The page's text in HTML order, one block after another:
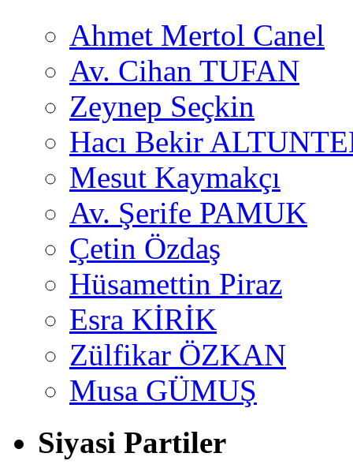
Ahmet Mertol Canel
Av. Cihan TUFAN
Zeynep Seçkin
Hacı Bekir
Mesut Kaymakçı
Av. Şerife PAMUK
Çetin Özdaş
Hüsamettin Piraz
Esra KİRİK
Zülfikar ÖZKAN
Musa GÜMUŞ
Siyasi Partiler